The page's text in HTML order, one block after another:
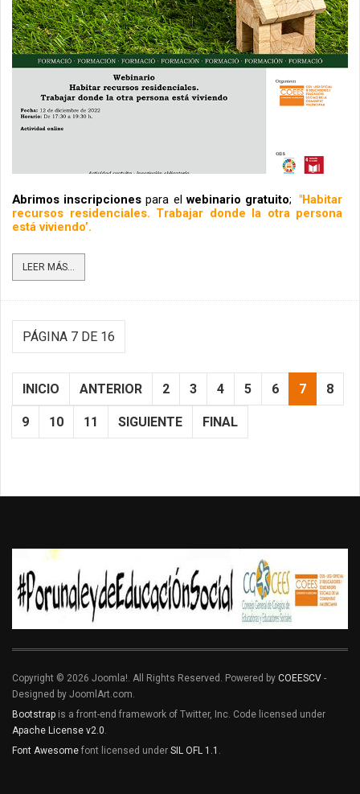
Abrimos inscripciones para el webinario gratuito; "Habitar
recursos residenciales. Trabajar donde la otra persona
está viviendo’.
LEER MÁS...
PÁGINA 7 DE 16
INICIO ANTERIOR 2 3 4 5 6 7 8
9 10 11 SIGUIENTE FINAL
Copyright © 2026 Joomla!. All Rights Reserved. Powered by COEESCV -
Designed by JoomlArt.com.
Bootstrap is a front-end framework of Twitter, Inc. Code licensed under
Apache License v2.0
Font Awesome font licensed under SIL OFL 1.1